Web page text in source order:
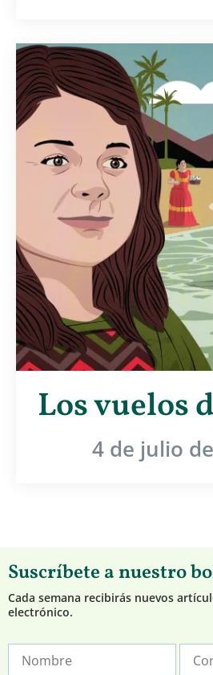
Los vuelos
4 de julio
Suscríbete a nuestro
Cada semana recibirás nuevos
electrónico.